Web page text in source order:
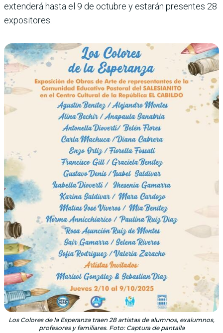
extenderá hasta el 9 de octubre y estarán presentes 28
expositores.
Los Colores de la Esperanza traen 28 artistas de alumnos, exalumnos,
profesores y familiares. Foto: Captura de pantalla